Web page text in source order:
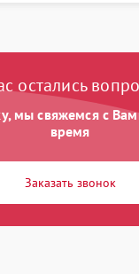
остались
мы свяжемся с
время
Заказать звонок